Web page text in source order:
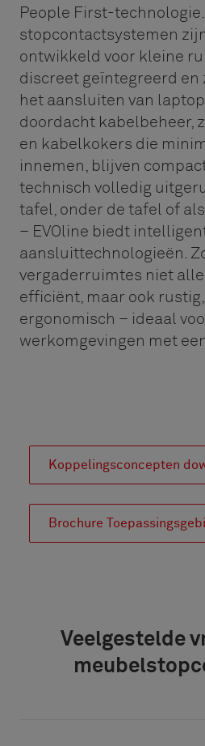
People First-technologie.
stopcontactsystemen
ontwikkeld voor kleine
discreet geïntegreerd en
het aansluiten van
doordacht kabelbeheer,
en kabelkokers die
innemen, blijven
technisch volledig
tafel, onder de tafel of
– EVOline biedt
aansluittechnologieën.
vergaderruimtes niet
efficiënt, maar ook
ergonomisch – ideaal
werkomgevingen met
Koppelingsconcepten
Brochure
Veelgestelde